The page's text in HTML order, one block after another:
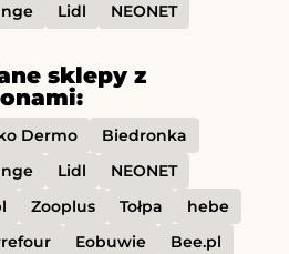
Lidl
NEONET
sklepy z
Dermo
Biedronka
Lidl
NEONET
Zooplus Tołpa
hebe
Eobuwie
Bee.pl